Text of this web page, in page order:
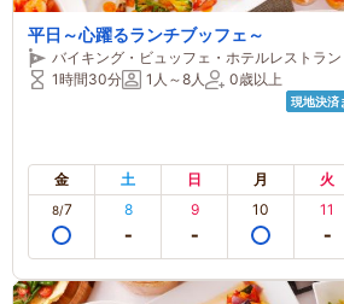
平日～心躍るランチブッフェ～
バイキング・ビュッフェ・ホテルレストラン
1時間30分
1人～8人 0歳以上
現地決済
金 土 日 月 火
8/7 8 9 10 11